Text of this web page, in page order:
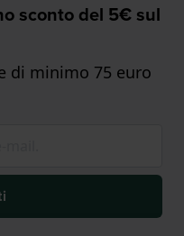
sconto del 5€ sul
di minimo 75 euro